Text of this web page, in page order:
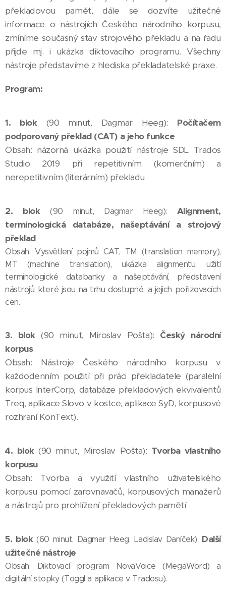
překladovou paměť, dále se dozvíte užitečné
informace o nástrojích Českého národního korpusu,
zmíníme současný stav strojového překladu a na řadu
přijde mj. i ukázka diktovacího programu. Všechny
nástroje představíme z hlediska překladatelské praxe.
Program:
1. blok(90 minut, Dagmar Heeg): Počítačem
podporovaný překlad (CAT) a jeho funkce
Obsah: názorná ukázka použití nástroje SDL Trados
Studio 2019 při repetitivním (komerčním) a
nerepetitivním (literárním) překladu.
2. blok(90 minut, Dagmar Heeg): Alignment,
terminologická databáze, našeptávání a strojový
překlad
Obsah: Vysvětlení pojmů CAT, TM (translation memory),
MT (machine translation), ukázka alignmentu, užití
terminologické databanky a našeptávání, představení
nástrojů, které jsou na trhu dostupné, a jejich pořizovacích
cen.
3. blok(90 minut, Miroslav Pošta): Český národní
korpus
Obsah: Nástroje Českého národního korpusu v
každodenním použití při práci překladatele (paralelní
korpus InterCorp, databáze překladových ekvivalentů
Treq, aplikace Slovo v kostce, aplikace SyD, korpusové
rozhraní KonText).
4. blok(90 minut, Miroslav Pošta): Tvorba vlastního
korpusu
Obsah: Tvorba a využití vlastního uživatelského
korpusu pomocí zarovnavačů, korpusových manažerů
a nástrojů pro prohlížení překladových pamětí
5. blok(60 minut, Dagmar Heeg, Ladislav Daníček): Další
užitečné nástroje
Obsah: Diktovací program NovaVoice (MegaWord) a
digitální stopky (Toggl a aplikace v Tradosu).